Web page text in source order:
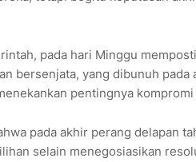
pada hari Minggu
bersenjata, yang dibunuh pada
pentingnya
pada akhir perang delapan
selain menegosiasikan